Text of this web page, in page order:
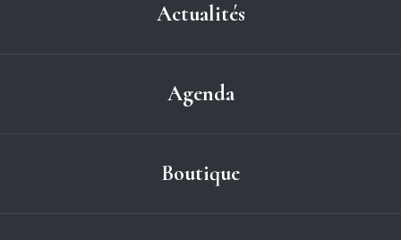
Actualités
Agenda
Boutique